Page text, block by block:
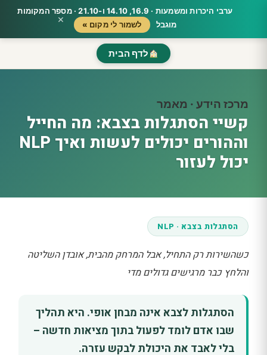
ערבי היכרות ומשמעות · 16.9, 14.10 ו-21.10 · מספר המקומות
מוגבל
לשמור לי מקום » ×
לדף הבית
מרכז הידע · מאמר
קשיי הסתגלות בצבא: מה החייל
וההורים יכולים לעשות ואיך NLP
יכול לעזור
הסתגלות בצבא · NLP
כשהשירות רק התחיל, אבל המרחק מהבית, אובדן השליטה
והלחץ כבר מרגישים גדולים מדי
הסתגלות לצבא אינה מבחן אופי. היא תהליך
שבו אדם לומד לפעול בתוך מציאות חדשה –
בלי לאבד את היכולת לבקש עזרה.